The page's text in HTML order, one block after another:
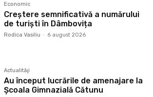
Economic
Creștere semnificativă a numărului
de turiști în Dâmbovița
Rodica Vasiliu - 6 august 2026
Actualităţi
Au început lucrările de amenajare la
Școala Gimnazială Cătunu